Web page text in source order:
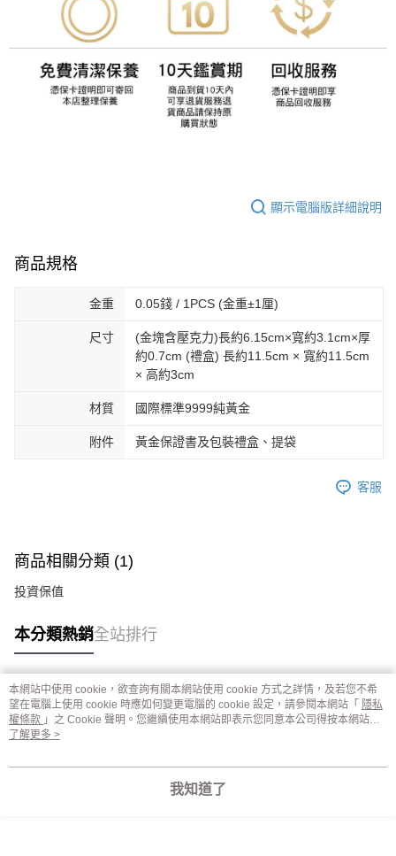
顯示電腦版詳細說明
商品規格
金重 0.05錢 / 1PCS (金重±1厘)
尺寸
(金塊含壓克力)長約6.15cm×寬約3.1cm×厚
約0.7cm (禮盒) 長約11.5cm × 寬約11.5cm
× 高約3cm
材質 國際標準9999純黃金
附件 黃金保證書及包裝禮盒、提袋
客服
商品相關分類 (1)
投資保值
本分類熱銷全站排行
熱門標籤
本網站中使用 cookie，欲查詢有關本網站使用 cookie 方式之詳情，及若您不希
望在電腦上使用 cookie 時應如何變更電腦的 cookie 設定，請參閱本網站「 隱私
權條款 」之 Cookie 聲明。您繼續使用本網站即表示您同意本公司得按本網站使
用條款之 Cookie 聲明使用 cookie。
了解更多 >
我知道了